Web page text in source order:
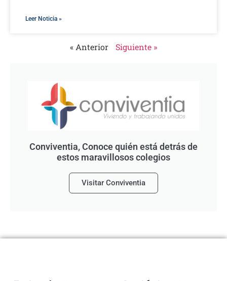
Leer Noticia »
« Anterior Siguiente »
Conviventia, Conoce quién está detrás de
estos maravillosos colegios
Visitar Conviventia